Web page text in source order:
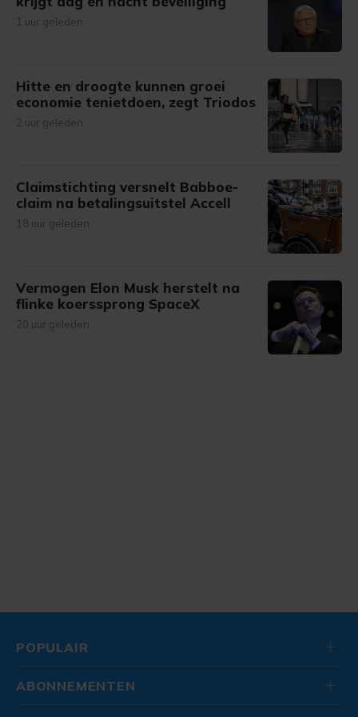
1 uur geleden
Hitte en droogte kunnen groei
economie tenietdoen, zegt Triodos
2 uur geleden
Claimstichting versnelt Babboe-
claim na betalingsuitstel Accell
18 uur geleden
Vermogen Elon Musk herstelt na
flinke koerssprong SpaceX
20 uur geleden
POPULAIR
ABONNEMENTEN